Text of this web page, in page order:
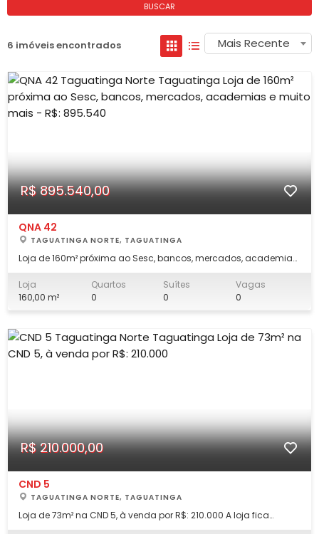
BUSCAR
6 imóveis encontrados Mais Recente
R$ 895.540,00
QNA 42
TAGUATINGA NORTE, TAGUATINGA
Loja de 160m² próxima ao Sesc, bancos, mercados, academias
próximo a bancos, escolas, universidades, hospitais, comércio
local forte e diversificado com supermercados, Lojas
Loja
160,00 m²
Quartos
0
Suítes
0
Vagas
0
R$ 210.000,00
CND 5
TAGUATINGA NORTE, TAGUATINGA
Loja de 73m² na CND 5, à venda por R$: 210.000 A loja fica